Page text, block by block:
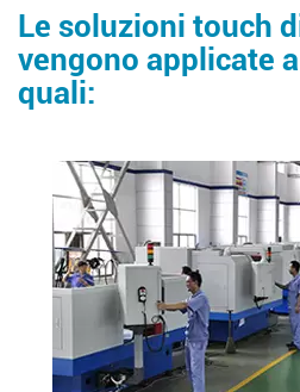
Le soluzioni touch
vengono applicate
quali: